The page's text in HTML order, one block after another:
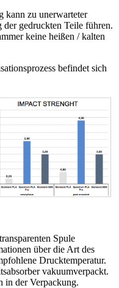
kann zu unerwarteter
gedruckten Teile führen.
keine heißen / kalten
befindet sich
Spule
über die Art des
Drucktemperatur.
vakuumverpackt.
in der Verpackung.